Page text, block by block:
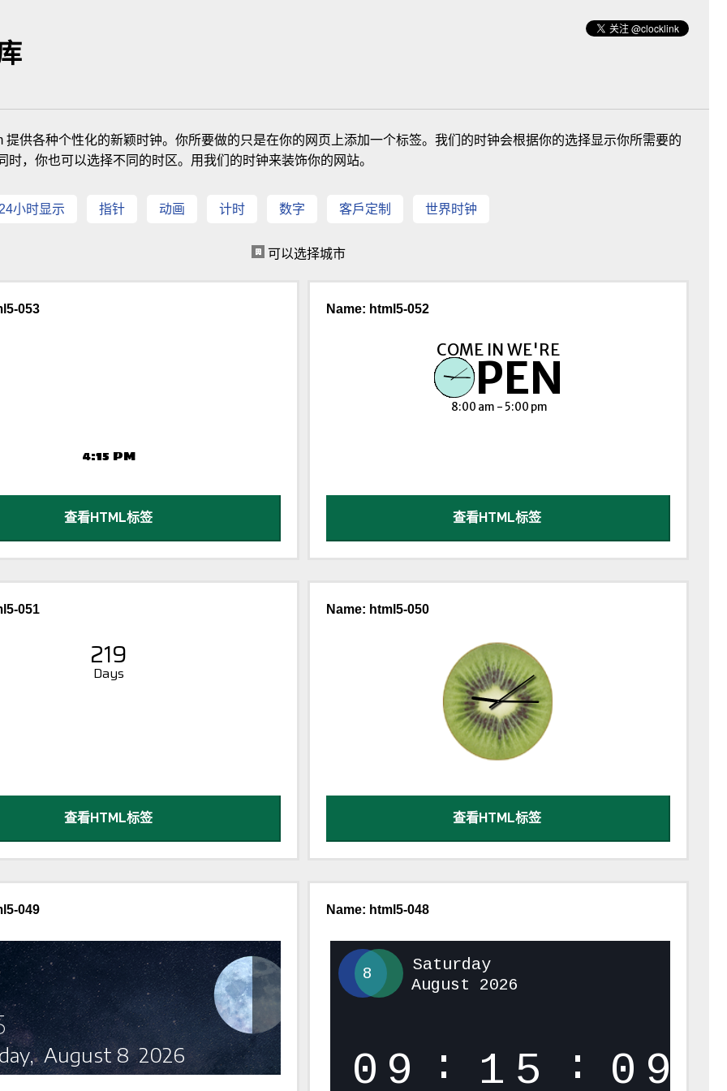
提供各种个性化的新颖时钟。你所要做的只是在你的网页上添加一个标签。我们的时钟会根据你的选择显示你所需要的
时，你也可以选择不同的时区。用我们的时钟来装饰你的网站。
小时显示 指针 动画 计时 数字 客戶定制 世界时钟
可以选择城市
053
查看HTML标签
Name: html5-052
查看HTML标签
051
查看HTML标签
Name: html5-050
查看HTML标签
049 Name: html5-048